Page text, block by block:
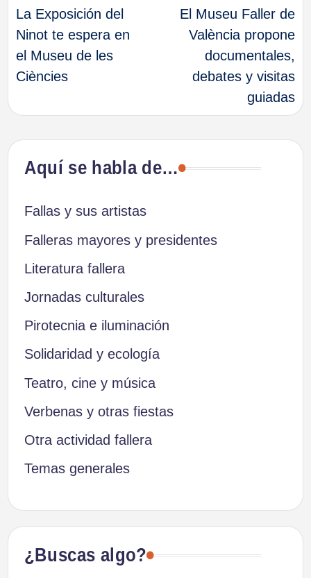
de
entradas
La Exposición del
Ninot te espera en
el Museu de les
Ciències
El Museu Faller de
València propone
documentales,
debates y visitas
guiadas
Aquí se habla de…
Fallas y sus artistas
Falleras mayores y presidentes
Literatura fallera
Jornadas culturales
Pirotecnia e iluminación
Solidaridad y ecología
Teatro, cine y música
Verbenas y otras fiestas
Otra actividad fallera
Temas generales
¿Buscas algo?